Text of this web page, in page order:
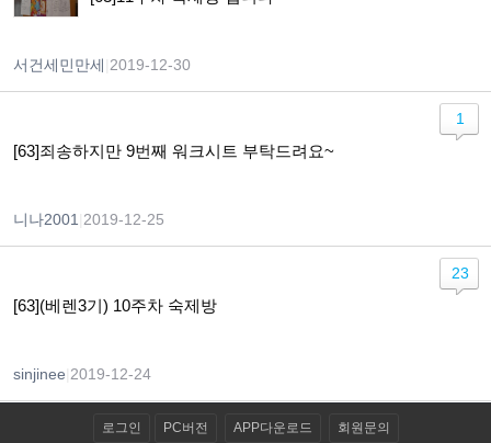
서건세민만세 2019-12-30
[63]죄송하지만 9번째 워크시트 부탁드려요~
니나2001 2019-12-25
1
[63](베렌3기) 10주차 숙제방
sinjinee 2019-12-24
23
로그인 PC버전 APP다운로드 회원문의